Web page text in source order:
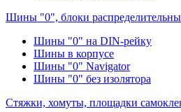
Шины "0", блоки
Шины "0" на DIN-рейку
Шины в корпусе
Шины "0" Navigator
Шины "0" без изолятора
Стяжки, хомуты, площадки